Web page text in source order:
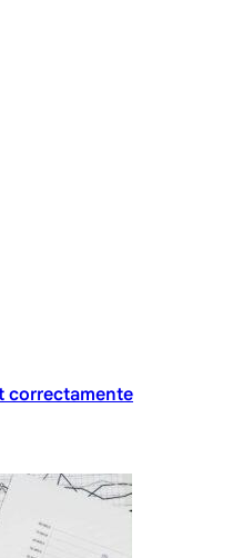
correctamente